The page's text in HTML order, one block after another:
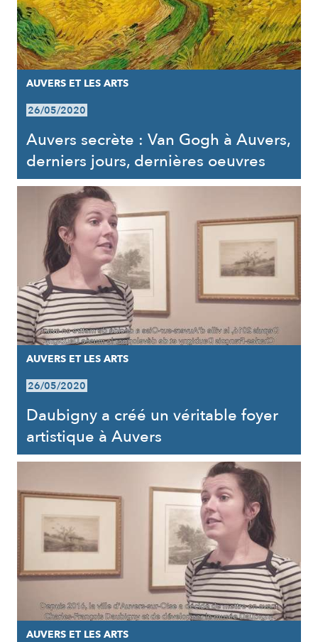
AUVERS ET LES ARTS
26/05/2020
Auvers secrète : Van Gogh à Auvers,
derniers jours, dernières oeuvres
AUVERS ET LES ARTS
26/05/2020
Daubigny a créé un véritable foyer
artistique à Auvers
AUVERS ET LES ARTS